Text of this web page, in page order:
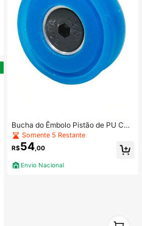
Bucha do Êmbolo Pistão de PU Car
abinas TAG Scorpion QGK Night Wo
lf - Quick Shot
Somente 5 Restante
R$54,00
Envio Nacional